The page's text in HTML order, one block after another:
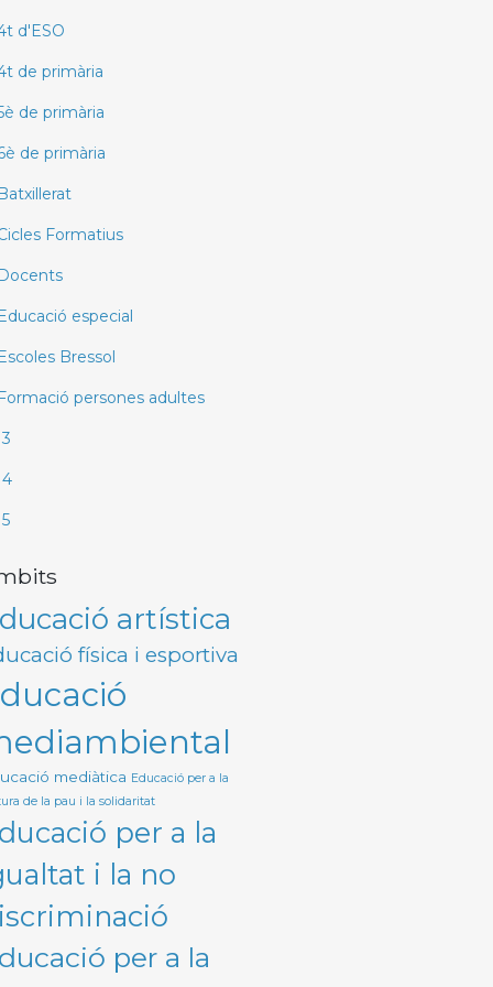
d'ESO
de primària
de primària
de primària
Formatius
especial
Bressol
persones adultes
artística
física i esportiva
mediàtica Educació per a la
de la pau i la solidaritat
per a la
i la no
per a la